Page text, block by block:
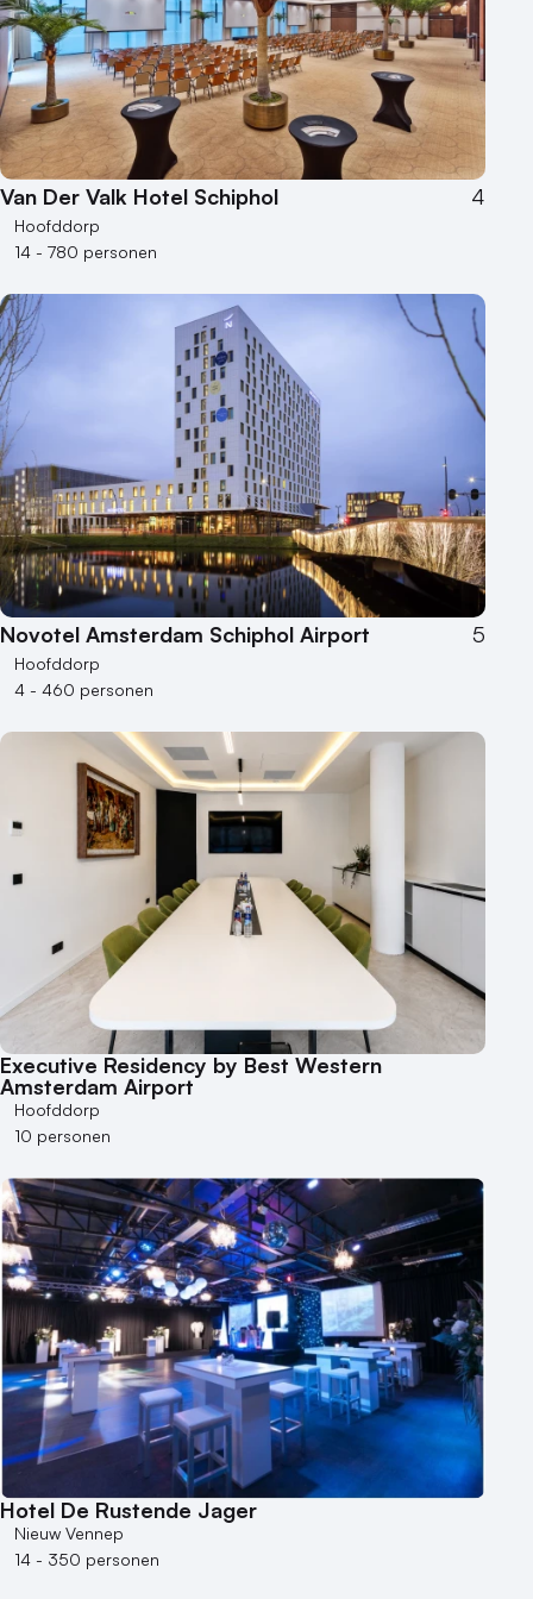
Locaties aan zee
Museum
Theater
Varende locatie
Van Der Valk Hotel Schiphol 4
Hoofddorp
14 - 780 personen
Novotel Amsterdam Schiphol Airport 5
Hoofddorp
4 - 460 personen
Executive Residency by Best Western
Amsterdam Airport
Hoofddorp
10 personen
Hotel De Rustende Jager
Nieuw Vennep
14 - 350 personen